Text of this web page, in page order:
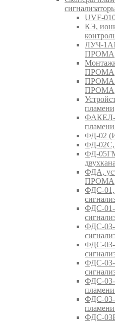
UVF-
КЭ,
ЛУЧ-
ПРОМА
ПРОМА
ПРОМА-
ПРОМА
ФАКЕЛ-
ФД-02
ФД-
ФД-
ФДА,
ПРОМА
ФДС-01,
ФДС-01-
ФДС-03-
ФДС-03-
ФДС-03-
ФДС-03-
ФДС-03-
ФДС-